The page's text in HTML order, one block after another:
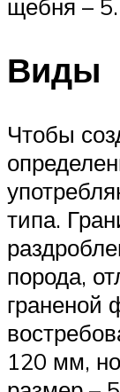
щебня – 5.
Виды
Чтобы
типа.
порода,
граненой
120 мм,